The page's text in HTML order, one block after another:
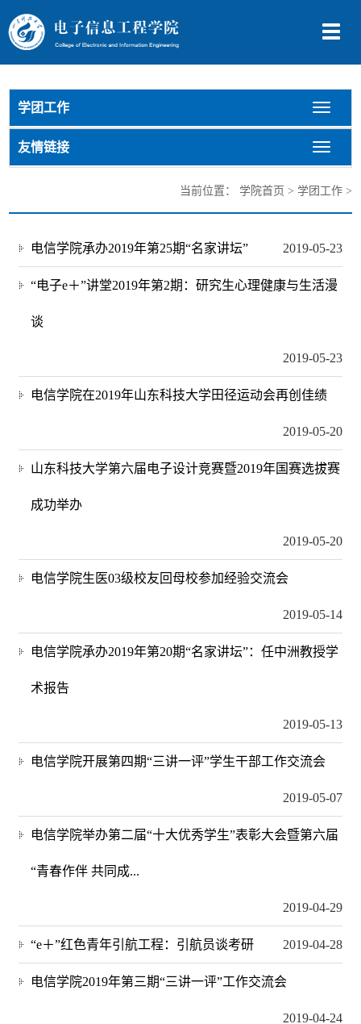
切
导
学团工作
切
换
导
友情链接
切
换
航
当前位置： 学院首页 > 学团工作>
电信学院承办2019年第25期“名家讲坛” 2019-05-23
“电子e＋”讲堂2019年第2期：研究生心理健康与生活漫
谈
2019-05-23
电信学院在2019年山东科技大学田径运动会再创佳绩
2019-05-20
山东科技大学第六届电子设计竞赛暨2019年国赛选拔赛
成功举办
2019-05-20
电信学院生医03级校友回母校参加经验交流会
2019-05-14
电信学院承办2019年第20期“名家讲坛”：任中洲教授学
术报告
2019-05-13
电信学院开展第四期“三讲一评”学生干部工作交流会
2019-05-07
电信学院举办第二届“十大优秀学生”表彰大会暨第六届
“青春作伴 共同成...
2019-04-29
“e＋”红色青年引航工程：引航员谈考研 2019-04-28
电信学院2019年第三期“三讲一评”工作交流会
2019-04-24